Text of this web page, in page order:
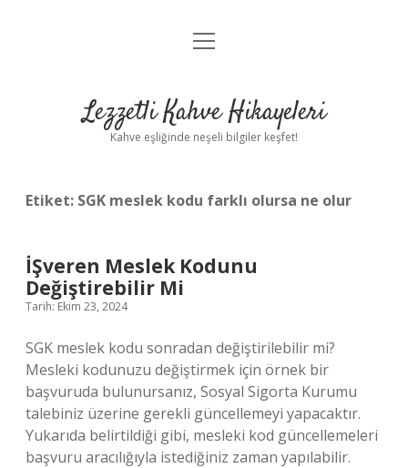
Anasayfa
Yasal Uyarı
menüyü
Lezzetli Kahve Hikayeleri
Kahve eşliğinde neşeli bilgiler keşfet!
Etiket: SGK meslek kodu farklı olursa ne olur
İŞveren Meslek Kodunu
Değiştirebilir Mi
Tarih: Ekim 23, 2024
SGK meslek kodu sonradan değiştirilebilir mi?
Mesleki kodunuzu değiştirmek için örnek bir
başvuruda bulunursanız, Sosyal Sigorta Kurumu
talebiniz üzerine gerekli güncellemeyi yapacaktır.
Yukarıda belirtildiği gibi, mesleki kod güncellemeleri
başvuru aracılığıyla istediğiniz zaman yapılabilir.